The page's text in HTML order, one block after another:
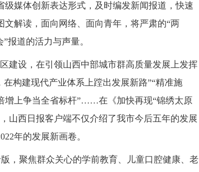
媒体创新表达形式，及时编发新闻报道，快速
解读，面向网络、面向青年，将严肃的“两
报道的活力与声量。
设，在引领山西中部城市群高质量发展上发挥
构建现代产业体系上蹚出发展新路”“精准施
增上争当全省标杆”……在《加快再现“锦绣太原
山西日报客户端不仅介绍了我市今后五年的发展
年的发展新画卷。
，聚焦群众关心的学前教育、儿童口腔健康、老